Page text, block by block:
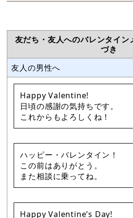
友だち・友人へのバレンタイ
づき
友人の男性へ
Happy Valentine!
日頃の感謝の気持ちです。
これからもよろしくね！
ハッピー・バレンタイン！
この前はありがとう。
また相談に乗ってね。
Happy Valentine’s Day!